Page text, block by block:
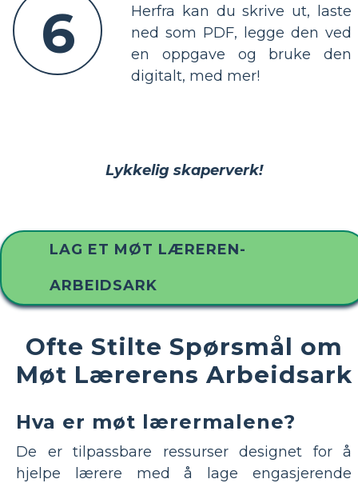
6
Herfra kan du skrive ut, laste
ned som PDF, legge den ved
en oppgave og bruke den
digitalt, med mer!
Lykkelig skaperverk!
LAG ET MØT LÆREREN-
ARBEIDSARK
Ofte Stilte Spørsmål om
Møt Lærerens Arbeidsark
Hva er møt lærermalene?
De er tilpassbare ressurser designet for å
hjelpe lærere med å lage engasjerende